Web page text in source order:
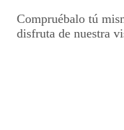
Compruébalo tú
disfruta de nuestra